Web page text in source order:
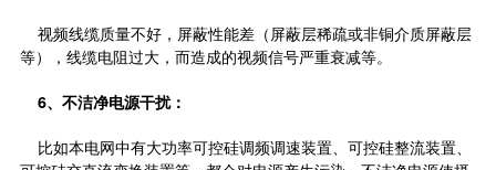
视频线缆质量不好，屏蔽性能差（屏蔽层稀疏或非铜介质屏蔽层
等），线缆电阻过大，而造成的视频信号严重衰减等。
6、不洁净电源干扰：
比如本电网中有大功率可控硅调频调速装置、可控硅整流装置、